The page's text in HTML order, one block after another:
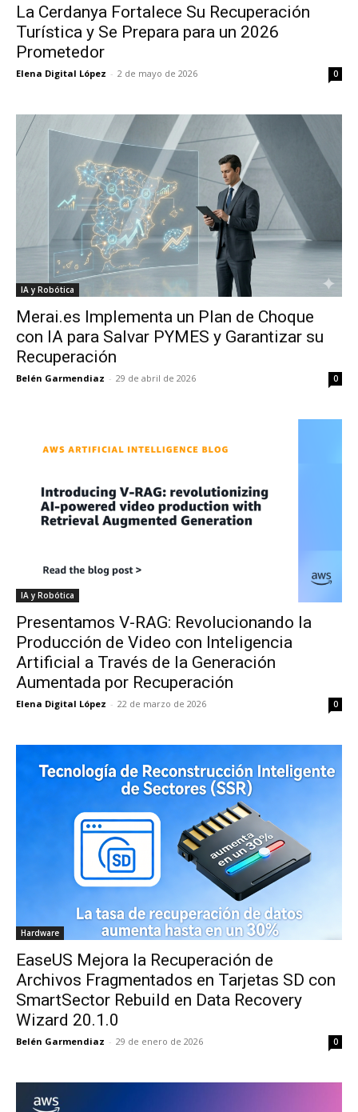
La Cerdanya Fortalece Su Recuperación
Turística y Se Prepara para un 2026
Prometedor
Elena Digital López - 2 de mayo de 2026 0
IA y Robótica
Merai.es Implementa un Plan de Choque
con IA para Salvar PYMES y Garantizar su
Recuperación
Belén Garmendiaz - 29 de abril de 2026 0
IA y Robótica
Presentamos V-RAG: Revolucionando la
Producción de Video con Inteligencia
Artificial a Través de la Generación
Aumentada por Recuperación
Elena Digital López - 22 de marzo de 2026 0
Hardware
EaseUS Mejora la Recuperación de
Archivos Fragmentados en Tarjetas SD con
SmartSector Rebuild en Data Recovery
Wizard 20.1.0
Belén Garmendiaz - 29 de enero de 2026 0